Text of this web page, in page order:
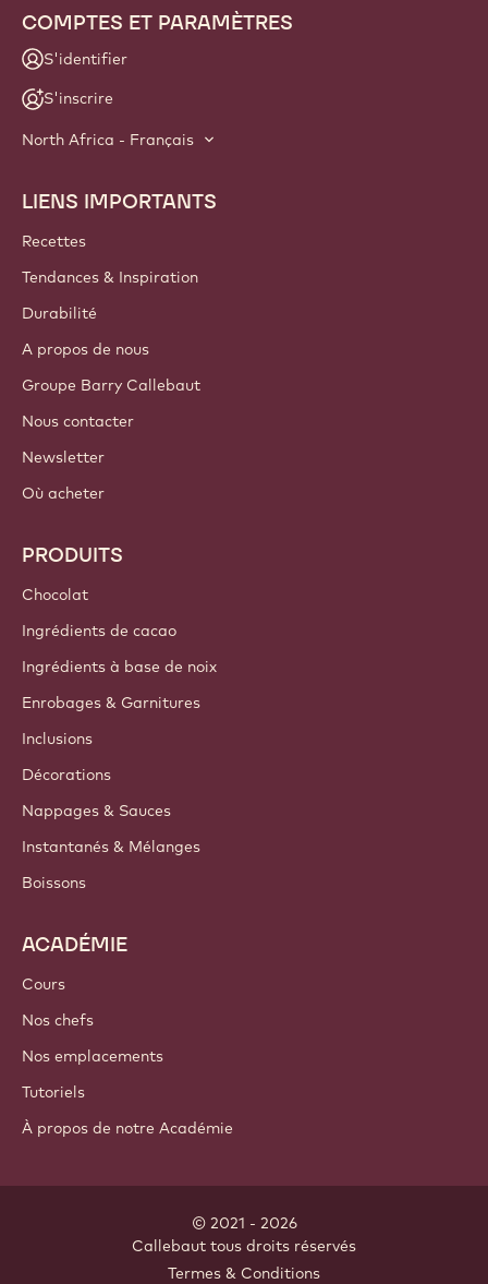
COMPTES ET PARAMÈTRES
S'identifier
S'inscrire
North Africa - Français
Footer
Callebaut
LIENS IMPORTANTS
Recettes
Tendances & Inspiration
Durabilité
A propos de nous
Groupe Barry Callebaut
Nous contacter
Newsletter
Où acheter
PRODUITS
Chocolat
Ingrédients de cacao
Ingrédients à base de noix
Enrobages & Garnitures
Inclusions
Décorations
Nappages & Sauces
Instantanés & Mélanges
Boissons
ACADÉMIE
Cours
Nos chefs
Nos emplacements
Tutoriels
À propos de notre Académie
© 2021 - 2026
Callebaut tous droits réservés
Termes & Conditions